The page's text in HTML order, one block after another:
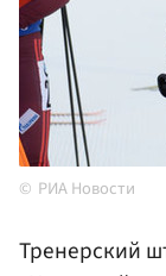
РИА Новости
Тренерский